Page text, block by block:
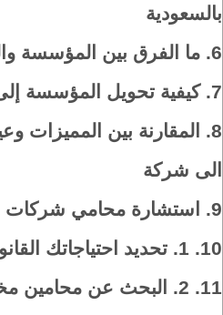
بالسعودية
6. ما الفرق بين المؤسسة
7. كيفية تحويل المؤسسة
8.
المقارنة بين المميزات
الى شركة
9.
استشارة محامي شركات
10.
1. تحديد احتياجاتك القانونية:
11.
2. البحث عن محامين مختصين: